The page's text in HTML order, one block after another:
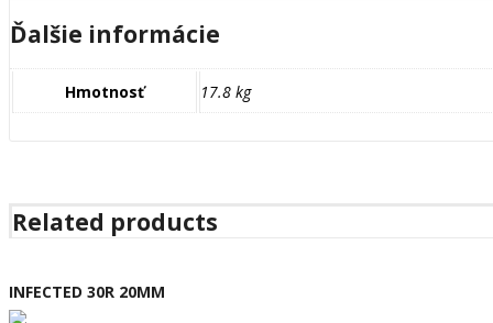
Ďalšie informácie
Hmotnosť 17.8 kg
Related products
INFECTED 30R 20MM